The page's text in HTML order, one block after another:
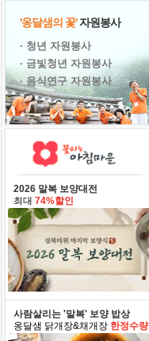
'옹달샘의 꽃'자원봉사
· 청년 자원봉사
· 금빛청년 자원봉사
· 음식연구 자원봉사
2026 말복 보양대전
최대 74%할인
사람살리는 '말복' 보양 밥상
옹달샘 닭개장&채개장 한정수량